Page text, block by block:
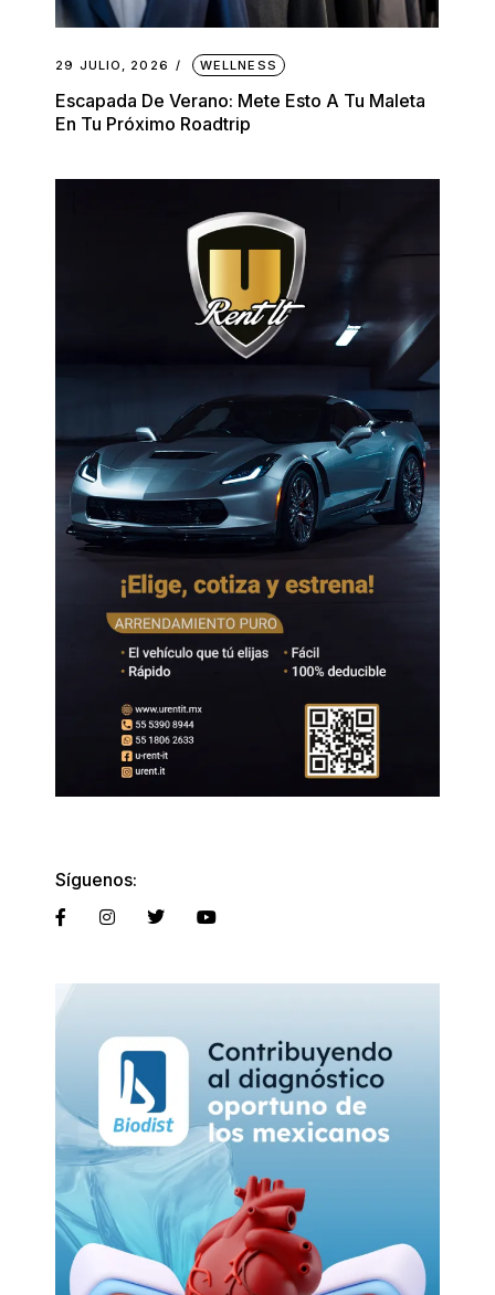
29 JULIO, 2026 WELLNESS
Escapada De Verano: Mete Esto A Tu Maleta
En Tu Próximo Roadtrip
Síguenos: